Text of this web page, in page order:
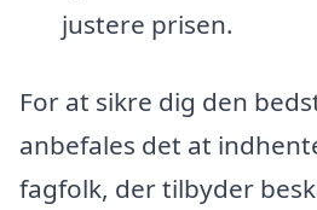
justere prisen.
For at sikre dig den
anbefales det at
fagfolk, der tilbyder